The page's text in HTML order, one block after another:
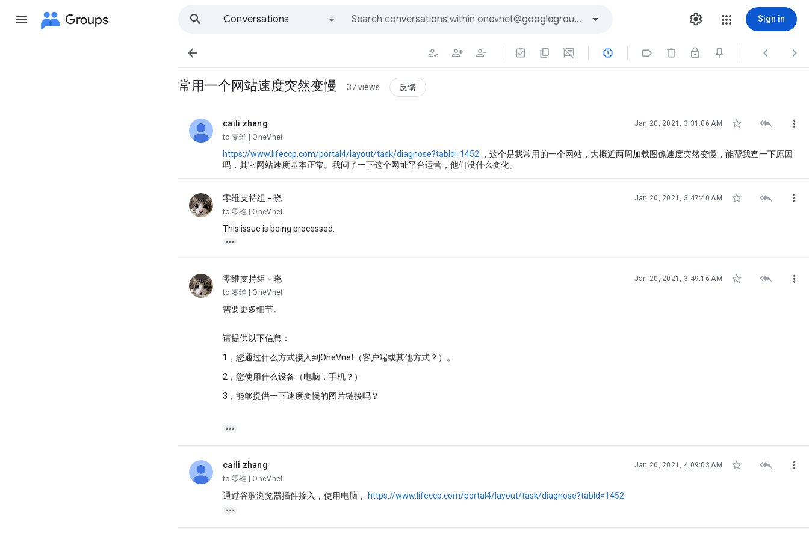
Groups
Conversations
Sign in
    
常用一个网站速度突然变慢 37 views 反馈
caili zhang
unread, Jan 20, 2021, 3:31:06 AM   
to 零维 | OneVnet
https://www.lifeccp.com/portal4/layout/task/diagnose?tabId=1452 ，这个是我常用的一个网站，大概近两周加载图像速度突然变慢，能帮我查一下原因
吗，其它网站速度基本正常。我问了一下这个网址平台运营，他们没什么变化。
零维支持组 - 晓
unread, Jan 20, 2021, 3:47:40 AM   
to 零维 | OneVnet
This issue is being processed.

零维支持组 - 晓
unread, Jan 20, 2021, 3:49:16 AM   
to 零维 | OneVnet
需要更多细节。
请提供以下信息：
1，您通过什么方式接入到OneVnet（客户端或其他方式？）。
2，您使用什么设备（电脑，手机？）
3，能够提供一下速度变慢的图片链接吗？

caili zhang
unread, Jan 20, 2021, 4:09:03 AM   
to 零维 | OneVnet
通过谷歌浏览器插件接入，使用电脑， https://www.lifeccp.com/portal4/layout/task/diagnose?tabId=1452
